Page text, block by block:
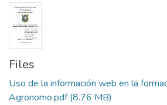
Files
Uso de la información web en la
Agronomo.pdf(8.76 MB)